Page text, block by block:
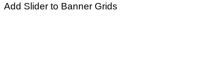
Add Slider to Banner Grids